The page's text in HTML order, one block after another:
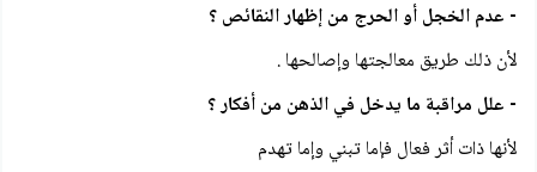
- عدم الخجل أو الحرج من إظهار النقائص ؟
لأن ذلك طريق معالجتها وإصالحها .
- علل مراقبة ما يدخل في الذهن من أفكار ؟
لأنها ذات أثر فعال فإما تبني وإما تهدم